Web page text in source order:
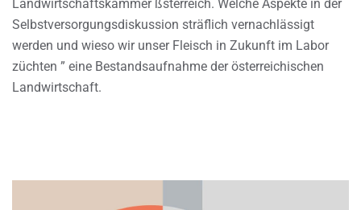
Landwirtschaftskammer ßsterreich. Welche Aspekte in der
Selbstversorgungsdiskussion sträflich vernachlässigt
werden und wieso wir unser Fleisch in Zukunft im Labor
züchten ” eine Bestandsaufnahme der österreichischen
Landwirtschaft.